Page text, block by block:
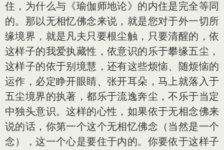
住，为什么与《瑜伽师地论》的内住是完全等同
的。那以无相忆佛念来说，就是您对于外一切所
缘境界，就是凡夫只要根尘触，只要清醒的，依
这样子的我爱执藏性，依意识的乐于攀缘五尘，
这样子的依于别境慧，还有这些烦恼、随烦恼的
运作，必定睁开眼睛、张开耳朵，马上就落入于
五尘境界的执著，都乐于流逸奔尘，不乐于当定
中独头意识。这样的心性，如果依于无相念佛来
说的话，你第一个这个无相忆佛念（当然是一个
念），这一个心是要住于内的。你要依于这样子